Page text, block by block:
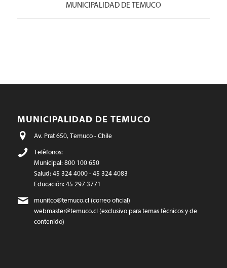
MUNICIPALIDAD DE TEMUCO
MUNICIPALIDAD DE TEMUCO
Av. Prat 650, Temuco - Chile
Teléfonos:
Municipal: 800 100 650
Salud: 45 324 4000 - 45 324 4083
Educación: 45 297 3771
munitco@temuco.cl(correo oficial)
webmaster@temuco.cl(exclusivo para temas técnicos y de
contenido)